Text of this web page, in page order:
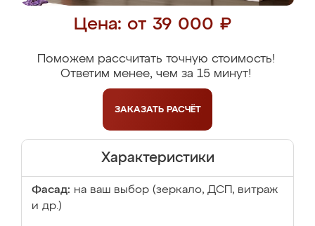
Цена: от 39 000 ₽
Поможем рассчитать точную стоимость!
Ответим менее, чем за 15 минут!
ЗАКАЗАТЬ РАСЧЁТ
Характеристики
Фасад: на ваш выбор (зеркало, ДСП, витраж
и др.)